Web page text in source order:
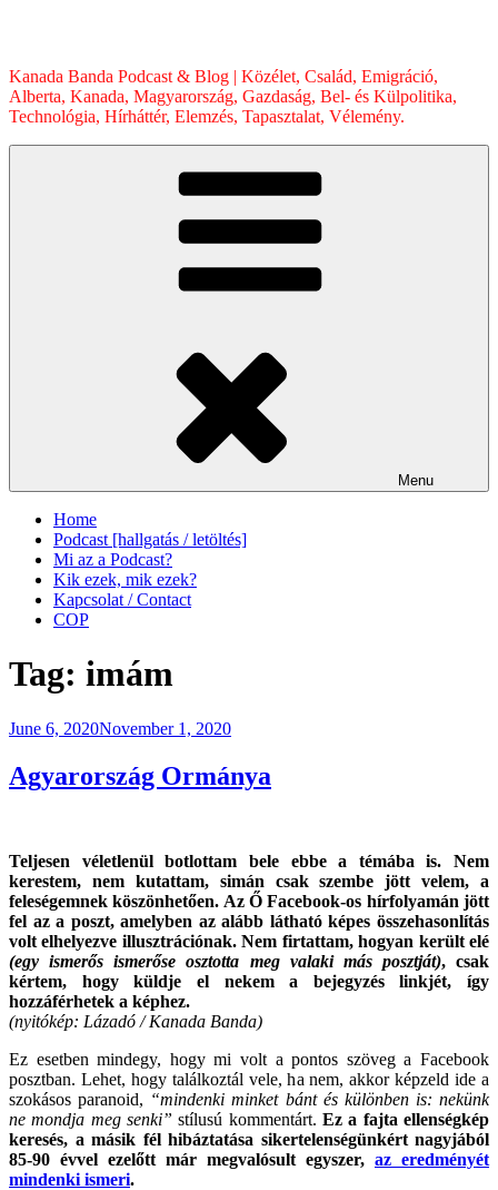
Kanada Banda Podcast & Blog | Közélet, Család, Emigráció,
Alberta, Kanada, Magyarország, Gazdaság, Bel- és Külpolitika,
Technológia, Hírháttér, Elemzés, Tapasztalat, Vélemény.
Menu
Home
Podcast [hallgatás / letöltés]
Mi az a Podcast?
Kik ezek, mik ezek?
Kapcsolat / Contact
COP
Tag: imám
Posted
June 6, 2020November 1, 2020
Agyarország Ormánya
Teljesen véletlenül botlottam bele ebbe a témába is. Nem
kerestem, nem kutattam, simán csak szembe jött velem, a
feleségemnek köszönhetően. Az Ő Facebook-os hírfolyamán jött
fel az a poszt, amelyben az alább látható képes összehasonlítás
volt elhelyezve illusztrációnak. Nem firtattam, hogyan került elé
(egy ismerős ismerőse osztotta meg valaki más posztját), csak
kértem, hogy küldje el nekem a bejegyzés linkjét, így
hozzáférhetek a képhez.
(nyitókép: Lázadó / Kanada Banda)
Ez esetben mindegy, hogy mi volt a pontos szöveg a Facebook
posztban. Lehet, hogy találkoztál vele, ha nem, akkor képzeld ide a
szokásos paranoid, “mindenki minket bánt és különben is: nekünk
ne mondja meg senki” stílusú kommentárt. Ez a fajta ellenségkép
keresés, a másik fél hibáztatása sikertelenségünkért nagyjából
85-90 évvel ezelőtt már megvalósult egyszer, az eredményét
mindenki ismeri.